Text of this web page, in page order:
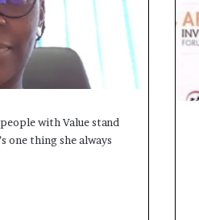
with Value stand
one thing she always